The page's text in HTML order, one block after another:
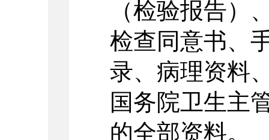
（检验报告）
检查同意书、
录、病理资料
国务院卫生主
的全部资料。